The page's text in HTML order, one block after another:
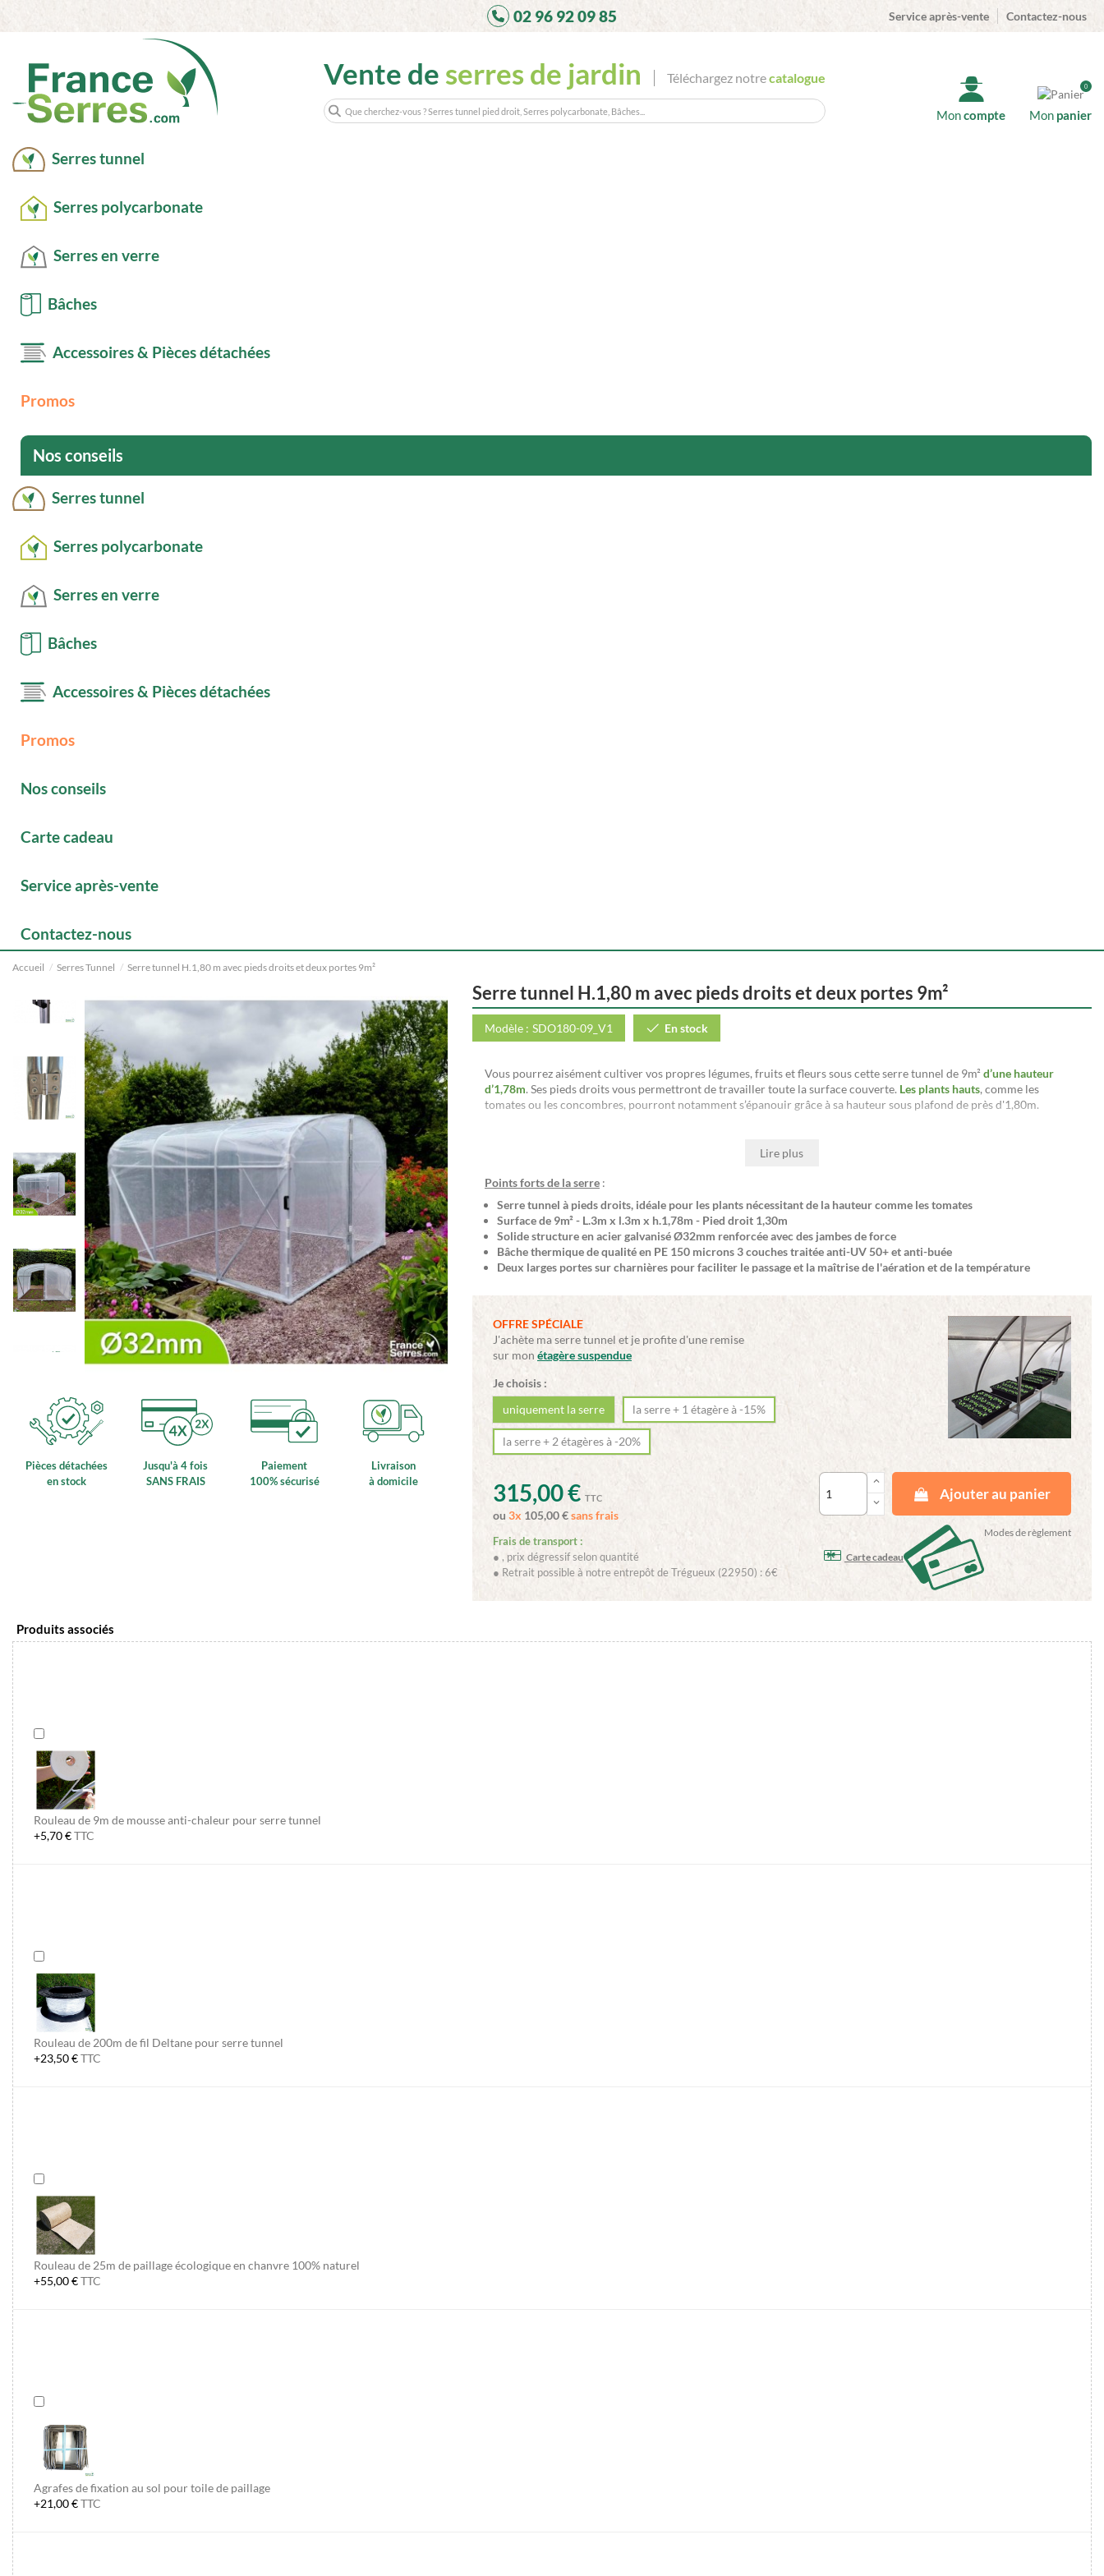
02 96 92 09 85 Service après-vente Contactez-nous
Vente de serres de jardin Téléchargez notrecatalogue
Moncompte
0
Mon panier
Serres tunnel
Serres polycarbonate
Serres en verre
Bâches
Accessoires & Pièces détachées
Promos
Nos conseils
Serres tunnel
Serres polycarbonate
Serres en verre
Bâches
Accessoires & Pièces détachées
Promos
Nos conseils
Carte cadeau
Service après-vente
Contactez-nous
Accueil Serres Tunnel Serre tunnel H.1,80 m avec pieds droits et deux portes 9m²
Pièces détachées
en stock
Jusqu'à 4 fois
SANS FRAIS
Paiement
100% sécurisé
Livraison
à domicile
Serre tunnel H.1,80 m avec pieds droits et deux portes 9m²
Vous pourrez aisément cultiver vos propres légumes, fruits et fleurs sous cette serre tunnel de 9m² d’une hauteur
d’1,78m. Ses pieds droits vous permettront de travailler toute la surface couverte. Les plants hauts, comme les
tomates ou les concombres, pourront notamment s’épanouir grâce à sa hauteur sous plafond de près d'1,80m.
Lire plus
Points forts de la serre :
Serre tunnel à pieds droits, idéale pour les plants nécessitant de la hauteur comme les tomates
Surface de 9m² - L.3m x l.3m x h.1,78m - Pied droit 1,30m
Solide structure en acier galvanisé Ø32mm renforcée avec des jambes de force
Bâche thermique de qualité en PE 150 microns 3 couches traitée anti-UV 50+ et anti-buée
Deux larges portes sur charnières pour faciliter le passage et la maîtrise de l'aération et de la température
OFFRE SPÉCIALE
J'achète ma serre tunnel et je profite d'une remise
sur mon étagère suspendue
Je choisis :
uniquement la serre
la serre + 1 étagère à -15%
la serre + 2 étagères à -20%
Modèle : SDO180-09_V1 En stock
315,00 € TTC
ou 3x 105,00€sans frais
keyboard_arrow_up
keyboard_arrow_down
Ajouter au panier
Carte cadeau
Modes de règlement
Frais de transport :
● , prix dégressif selon quantité
● Retrait possible à notre entrepôt de Trégueux (22950) : 6€
Produits associés
Rouleau de 9m de mousse anti-chaleur pour serre tunnel
+5,70 €TTC
Rouleau de 200m de fil Deltane pour serre tunnel
+23,50 €TTC
Rouleau de 25m de paillage écologique en chanvre 100% naturel
+55,00 €TTC
Agrafes de fixation au sol pour toile de paillage
+21,00 €TTC